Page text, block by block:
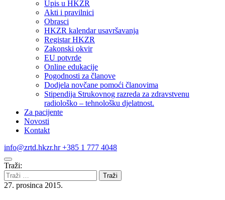
Upis u HKZR
Akti i pravilnici
Obrasci
HKZR kalendar usavršavanja
Registar HKZR
Zakonski okvir
EU potvrde
Online edukacije
Pogodnosti za članove
Dodjela novčane pomoći članovima
Stipendija Strukovnog razreda za zdravstvenu
radiološko – tehnološku djelatnost.
Za pacijente
Novosti
Kontakt
info@zrtd.hkzr.hr+385 1 777 4048
Traži:
27. prosinca 2015.